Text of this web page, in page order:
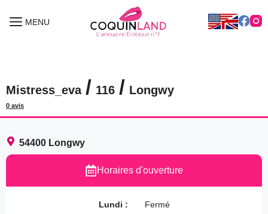
MENU
MENU
Mistress_eva / 116 / Longwy
0 avis
54400 Longwy
Horaires d'ouverture
Lundi :
Fermé